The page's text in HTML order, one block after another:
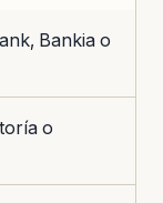
Bankia o
o